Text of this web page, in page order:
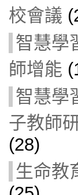
校會議
智慧學
師增能
智慧學
子教師
(28)
生命教